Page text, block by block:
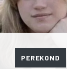
PEREKOND